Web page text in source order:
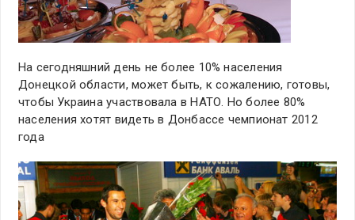
На сегодняшний день не более 10% населения
Донецкой области, может быть, к сожалению, готовы,
чтобы Украина участвовала в НАТО. Но более 80%
населения хотят видеть в Донбассе чемпионат 2012
года